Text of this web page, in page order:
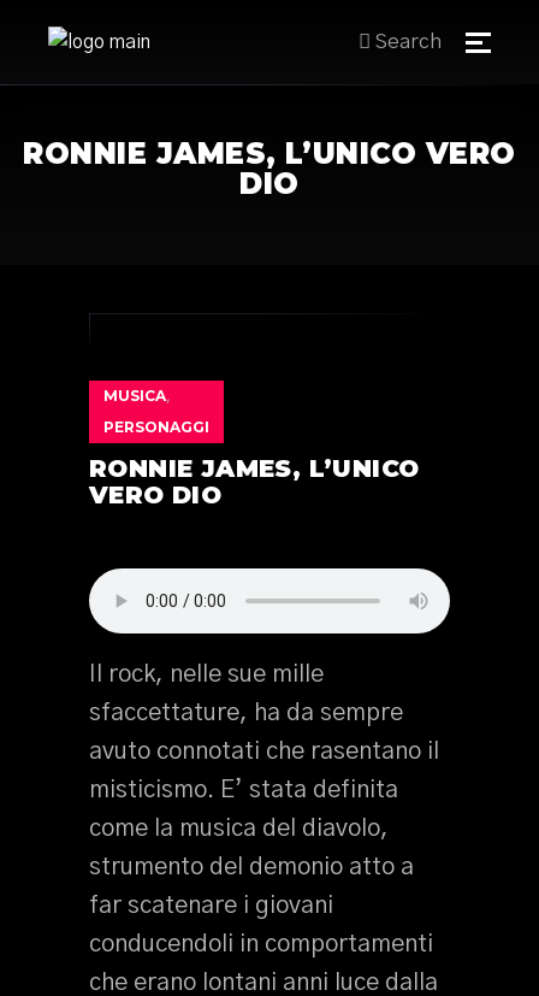
Search
RONNIE JAMES, L’UNICO VERO
DIO
MUSICA,
PERSONAGGI
RONNIE JAMES, L’UNICO
VERO DIO
Il rock, nelle sue mille
sfaccettature, ha da sempre
avuto connotati che rasentano il
misticismo. E’ stata definita
come la musica del diavolo,
strumento del demonio atto a
far scatenare i giovani
conducendoli in comportamenti
che erano lontani anni luce dalla